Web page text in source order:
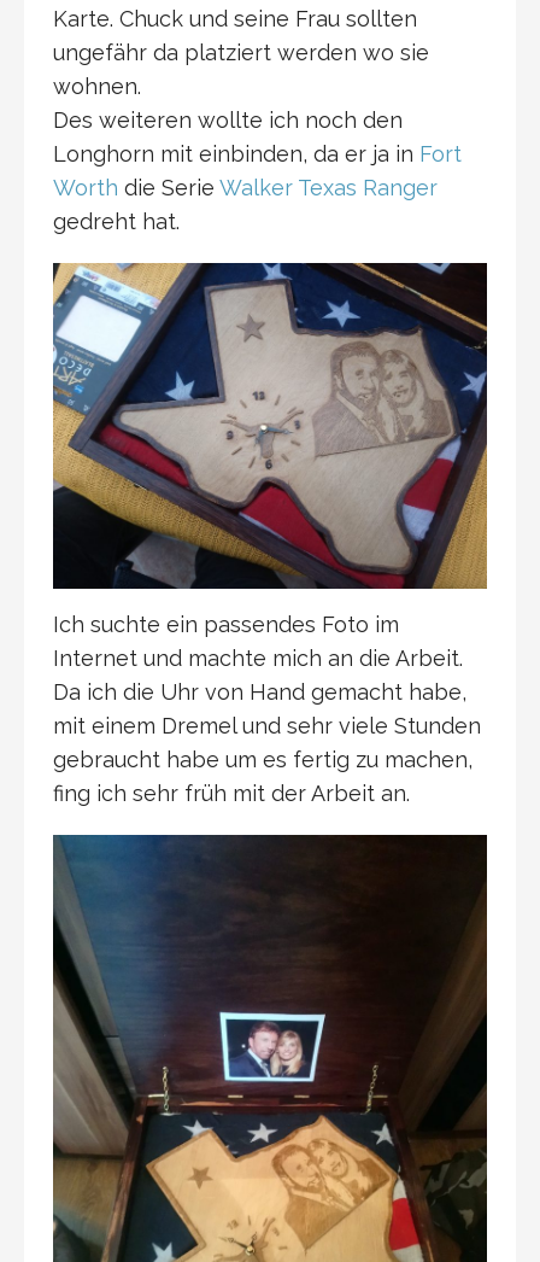
Karte. Chuck und seine Frau sollten
ungefähr da platziert werden wo sie
wohnen.
Des weiteren wollte ich noch den
Longhorn mit einbinden, da er ja in Fort
Worth die Serie Walker Texas Ranger
gedreht hat.
Ich suchte ein passendes Foto im
Internet und machte mich an die Arbeit.
Da ich die Uhr von Hand gemacht habe,
mit einem Dremel und sehr viele Stunden
gebraucht habe um es fertig zu machen,
fing ich sehr früh mit der Arbeit an.